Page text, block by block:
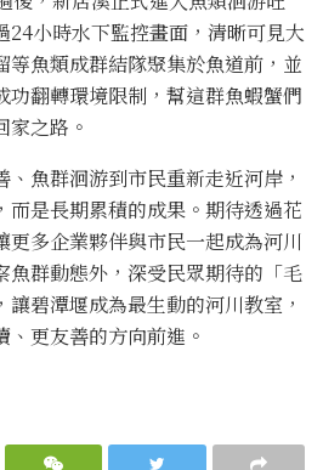
24小時水下監控畫面，清晰可見大
等魚類成群結隊聚集於魚道前，並
功翻轉環境限制，幫這群魚蝦蟹們
家之路。
魚群洄游到市民重新走近河岸，
而是長期累積的成果。期待透過花
更多企業夥伴與市民一起成為河川
魚群動態外，深受民眾期待的「毛
碧潭堰成為最生動的河川教室，
更友善的方向前進。